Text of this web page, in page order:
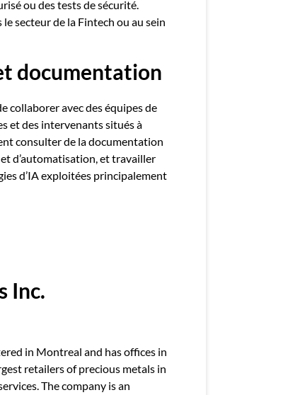
ou des tests de sécurité.
secteur de la Fintech ou au sein
documentation
collaborer avec des équipes de
et des intervenants situés à
consulter de la documentation
d’automatisation, et travailler
d’IA exploitées principalement
Inc.
in Montreal and has offices in
retailers of precious metals in
The company is an